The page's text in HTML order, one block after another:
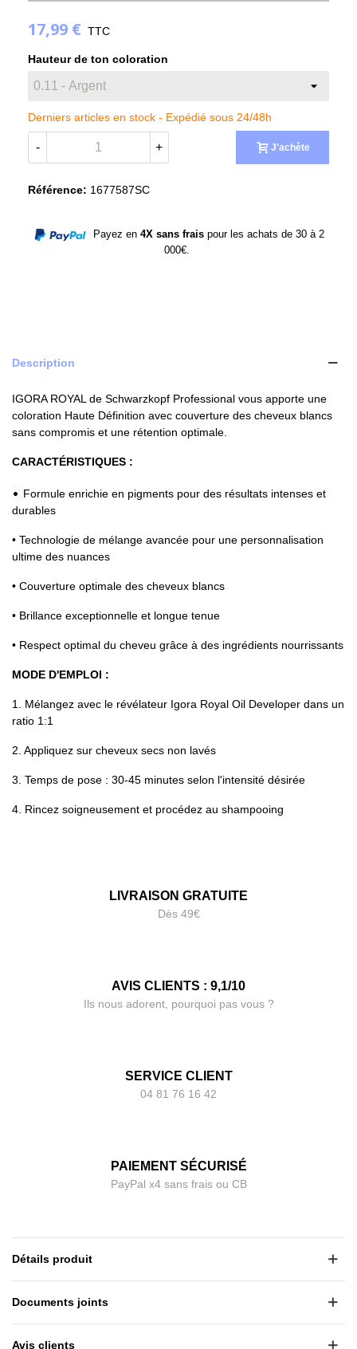
17,99 € TTC
Hauteur de ton coloration
Derniers articles en stock - Expédié sous 24/48h
- + J'achète
Référence: 1677587SC
Payez en 4X sans fraispour les achats de 30 à 2
000€.
Description
IGORA ROYAL de Schwarzkopf Professional vous apporte une
coloration Haute Définition avec couverture des cheveux blancs
sans compromis et une rétention optimale.
CARACTÉRISTIQUES :
• Formule enrichie en pigments pour des résultats intenses et
durables
• Technologie de mélange avancée pour une personnalisation
ultime des nuances
• Couverture optimale des cheveux blancs
• Brillance exceptionnelle et longue tenue
• Respect optimal du cheveu grâce à des ingrédients nourrissants
MODE D'EMPLOI :
1. Mélangez avec le révélateur Igora Royal Oil Developer dans un
ratio 1:1
2. Appliquez sur cheveux secs non lavés
3. Temps de pose : 30-45 minutes selon l'intensité désirée
4. Rincez soigneusement et procédez au shampooing
LIVRAISON GRATUITE
Dès 49€
AVIS CLIENTS : 9,1/10
Ils nous adorent, pourquoi pas vous ?
SERVICE CLIENT
04 81 76 16 42
PAIEMENT SÉCURISÉ
PayPal x4 sans frais ou CB
Détails produit
Documents joints
Avis clients